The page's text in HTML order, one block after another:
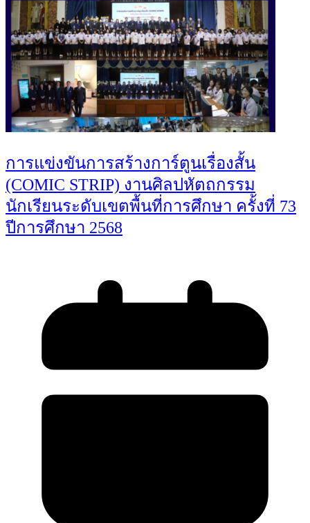
การแข่งขันการสร้างการ์ตูนเรื่องสั้น
(COMIC STRIP) งานศิลปหัตถกรรม
นักเรียนระดับเขตพื้นที่การศึกษา ครั้งที่ 73
ปีการศึกษา 2568